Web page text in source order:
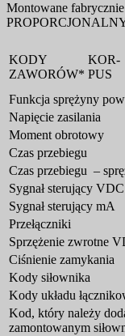
Montowane
KODY
ZAWORÓW*
KOR-
PUS
Funkcja sprężyny
Napięcie zasilania
Moment obrotowy
Czas przebiegu
Czas przebiegu –
Sygnał sterujący VDC
Sygnał sterujący mA
Przełączniki
Sprzężenie zwrotne
Ciśnienie zamykania
Kody siłownika
Kody układu
Kod, który należy
zamontowanym